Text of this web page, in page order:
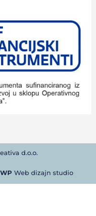
d.o.o.
Web dizajn studio